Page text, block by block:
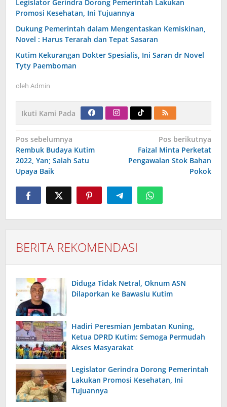
Legislator Gerindra Dorong Pemerintah Lakukan
Promosi Kesehatan, Ini Tujuannya
Dukung Pemerintah dalam Mengentaskan Kemiskinan,
Novel : Harus Terarah dan Tepat Sasaran
Kutim Kekurangan Dokter Spesialis, Ini Saran dr Novel
Tyty Paemboman
oleh Admin
Ikuti Kami Pada
Navigasi
pos
Pos sebelumnya
Rembuk Budaya Kutim
2022, Yan; Salah Satu
Upaya Baik
Pos berikutnya
Faizal Minta Perketat
Pengawalan Stok Bahan
Pokok
BERITA REKOMENDASI
Diduga Tidak Netral, Oknum ASN
Dilaporkan ke Bawaslu Kutim
Hadiri Peresmian Jembatan Kuning,
Ketua DPRD Kutim: Semoga Permudah
Akses Masyarakat
Legislator Gerindra Dorong Pemerintah
Lakukan Promosi Kesehatan, Ini
Tujuannya